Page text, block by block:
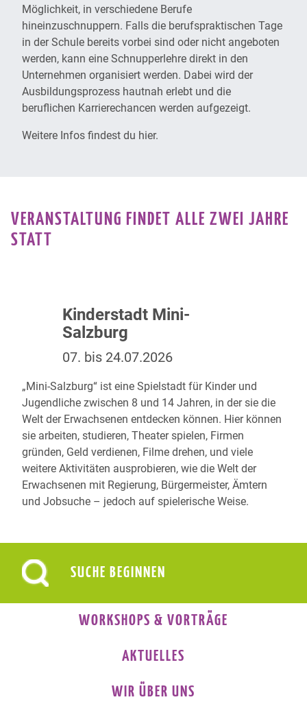
Möglichkeit, in verschiedene Berufe
hineinzuschnuppern. Falls die berufspraktischen Tage
in der Schule bereits vorbei sind oder nicht angeboten
werden, kann eine Schnupperlehre direkt in den
Unternehmen organisiert werden. Dabei wird der
Ausbildungsprozess hautnah erlebt und die
beruflichen Karrierechancen werden aufgezeigt.
Weitere Infos findest du hier.
VERANSTALTUNG FINDET ALLE ZWEI JAHRE
STATT
Kinderstadt Mini-
Salzburg
07. bis 24.07.2026
„Mini-Salzburg“ ist eine Spielstadt für Kinder und
Jugendliche zwischen 8 und 14 Jahren, in der sie die
Welt der Erwachsenen entdecken können. Hier können
sie arbeiten, studieren, Theater spielen, Firmen
gründen, Geld verdienen, Filme drehen, und viele
weitere Aktivitäten ausprobieren, wie die Welt der
Erwachsenen mit Regierung, Bürgermeister, Ämtern
und Jobsuche – jedoch auf spielerische Weise.
WORKSHOPS & VORTRÄGE
AKTUELLES
WIR ÜBER UNS